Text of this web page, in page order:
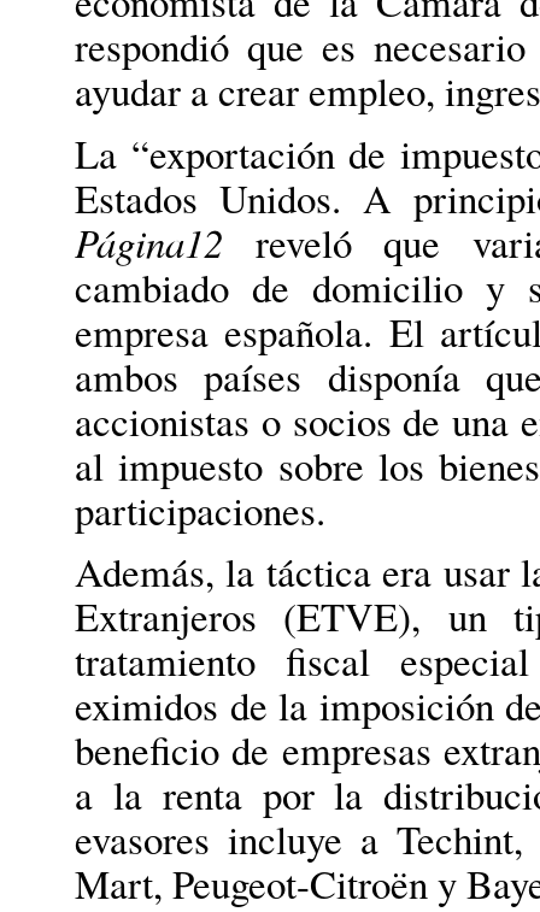
respondió que es
ayudar a crear empleo,
La “exportación de
Estados Unidos. A
Página12 reveló que
cambiado de domicilio y
empresa española. El
ambos países disponía
accionistas o socios de una
al impuesto sobre los
participaciones.
Además, la táctica era usar
Extranjeros (ETVE), un
tratamiento fiscal
eximidos de la imposición
beneficio de empresas
a la renta por la
evasores incluye a
Mart, Peugeot-Citroën y